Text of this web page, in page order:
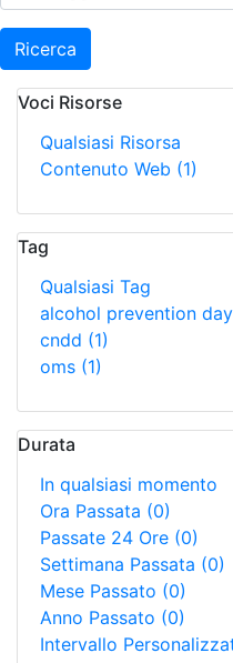
Ricerca
Voci Risorse
Qualsiasi Risorsa
Contenuto Web (1)
Tag
Qualsiasi Tag
alcohol prevention day
cndd (1)
oms (1)
Durata
In qualsiasi momento
Ora Passata (0)
Passate 24 Ore (0)
Settimana Passata (0)
Mese Passato (0)
Anno Passato (0)
Intervallo